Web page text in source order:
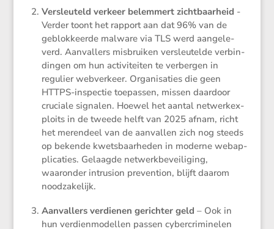
Versleu­teld verkeer belem­mert zicht­baar­heid -
Verder toont het rapport aan dat 96% van de
geblok­keerde malware via TLS werd aange­le­
verd. Aanval­lers misbruiken versleu­telde verbin­
dingen om hun activi­teiten te verbergen in
regulier webver­keer. Organi­sa­ties die geen
HTTPS-inspectie toepassen, missen daardoor
cruciale signalen. Hoewel het aantal netwerk­ex­
ploits in de tweede helft van 2025 afnam, richt
het meren­deel van de aanvallen zich nog steeds
op bekende kwets­baar­heden in moderne webap­
pli­ca­ties. Gelaagde netwerk­be­vei­li­ging,
waaronder intrusion preven­tion, blijft daarom
noodzakelijk.
Aanval­lers verdienen gerichter geld – Ook in
hun verdien­mo­dellen passen cyber­cri­mi­nelen